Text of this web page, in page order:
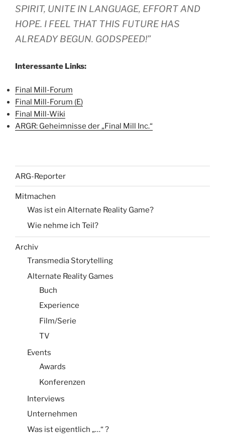
SPIRIT, UNITE IN LANGUAGE, EFFORT AND
HOPE. I FEEL THAT THIS FUTURE HAS
ALREADY BEGUN. GODSPEED!”
Interessante Links:
Final Mill-Forum
Final Mill-Forum (E)
Final Mill-Wiki
ARGR: Geheimnisse der „Final Mill Inc.“
ARG-Reporter
Mitmachen
Was ist ein Alternate Reality Game?
Wie nehme ich Teil?
Archiv
Transmedia Storytelling
Alternate Reality Games
Buch
Experience
Film/Serie
TV
Events
Awards
Konferenzen
Interviews
Unternehmen
Was ist eigentlich „…“ ?